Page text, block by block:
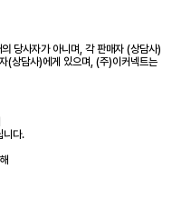
당사자가 아니며, 각 판매자 (상담사)
(상담사)에게 있으며, (주)이커넥트는
니다.